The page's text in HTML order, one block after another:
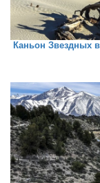
Каньон Звездных